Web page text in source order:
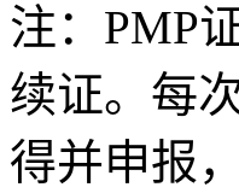
注：PMP
续证。每
得并申报